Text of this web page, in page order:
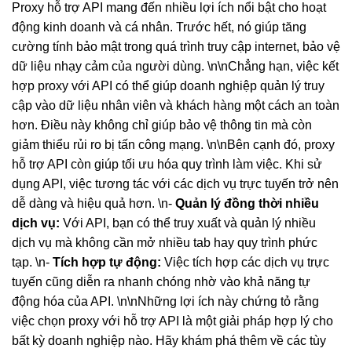
Proxy hỗ trợ API mang đến nhiều lợi ích nổi bật cho hoạt
động kinh doanh và cá nhân. Trước hết, nó giúp tăng
cường tính bảo mật trong quá trình truy cập internet, bảo vệ
dữ liệu nhạy cảm của người dùng. \n\nChẳng hạn, việc kết
hợp proxy với API có thể giúp doanh nghiệp quản lý truy
cập vào dữ liệu nhân viên và khách hàng một cách an toàn
hơn. Điều này không chỉ giúp bảo vệ thông tin mà còn
giảm thiểu rủi ro bị tấn công mạng. \n\nBên cạnh đó, proxy
hỗ trợ API còn giúp tối ưu hóa quy trình làm việc. Khi sử
dụng API, việc tương tác với các dịch vụ trực tuyến trở nên
dễ dàng và hiệu quả hơn. \n- Quản lý đồng thời nhiều
dịch vụ: Với API, bạn có thể truy xuất và quản lý nhiều
dịch vụ mà không cần mở nhiều tab hay quy trình phức
tạp. \n- Tích hợp tự động: Việc tích hợp các dịch vụ trực
tuyến cũng diễn ra nhanh chóng nhờ vào khả năng tự
động hóa của API. \n\nNhững lợi ích này chứng tỏ rằng
việc chọn proxy với hỗ trợ API là một giải pháp hợp lý cho
bất kỳ doanh nghiệp nào. Hãy khám phá thêm về các tùy